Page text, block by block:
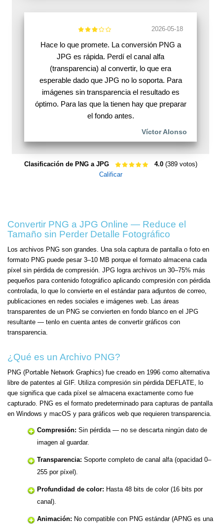
2026-05-18
Hace lo que promete. La conversión PNG a
JPG es rápida. Perdí el canal alfa
(transparencia) al convertir, lo que era
esperable dado que JPG no lo soporta. Para
imágenes sin transparencia el resultado es
óptimo. Para las que la tienen hay que preparar
el fondo antes.
Víctor Alonso
Clasificación de PNG a JPG 4.0(389 votos)
Calificar
Convertir PNG a JPG Online — Reduce el
Tamaño sin Perder Detalle Fotográfico
Los archivos PNG son grandes. Una sola captura de pantalla o foto en
formato PNG puede pesar 3–10 MB porque el formato almacena cada
píxel sin pérdida de compresión. JPG logra archivos un 30–75% más
pequeños para contenido fotográfico aplicando compresión con pérdida
controlada, lo que lo convierte en el estándar para adjuntos de correo,
publicaciones en redes sociales e imágenes web. Las áreas
transparentes de un PNG se convierten en fondo blanco en el JPG
resultante — tenlo en cuenta antes de convertir gráficos con
transparencia.
¿Qué es un Archivo PNG?
PNG (Portable Network Graphics) fue creado en 1996 como alternativa
libre de patentes al GIF. Utiliza compresión sin pérdida DEFLATE, lo
que significa que cada píxel se almacena exactamente como fue
capturado. PNG es el formato predeterminado para capturas de pantalla
en Windows y macOS y para gráficos web que requieren transparencia.
Compresión: Sin pérdida — no se descarta ningún dato de
imagen al guardar.
Transparencia: Soporte completo de canal alfa (opacidad 0–
255 por píxel).
Profundidad de color: Hasta 48 bits de color (16 bits por
canal).
Animación: No compatible con PNG estándar (APNG es una